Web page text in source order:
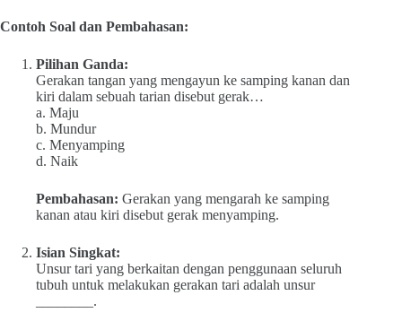
Contoh Soal dan Pembahasan:
Pilihan Ganda:
Gerakan tangan yang mengayun ke samping kanan dan
kiri dalam sebuah tarian disebut gerak…
a. Maju
b. Mundur
c. Menyamping
d. Naik
Pembahasan: Gerakan yang mengarah ke samping
kanan atau kiri disebut gerak menyamping.
Isian Singkat:
Unsur tari yang berkaitan dengan penggunaan seluruh
tubuh untuk melakukan gerakan tari adalah unsur
________.